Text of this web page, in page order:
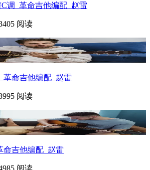
调_革命吉他编配_赵雷
阅读
革命吉他编配_赵雷
阅读
命吉他编配_赵雷
阅读